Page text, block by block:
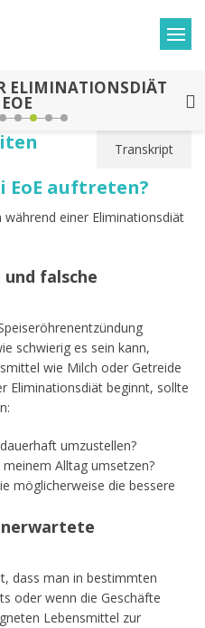
ELIMINATIONSDIÄT
Transkript
auftreten?
einer Eliminationsdiät
falsche
schwierig es sein kann,
wie Milch oder Getreide
Eliminationsdiät beginnt, sollte
umzustellen?
Alltag umsetzen?
möglicherweise die bessere
dass man in bestimmten
oder wenn die Geschäfte
Lebensmittel zur